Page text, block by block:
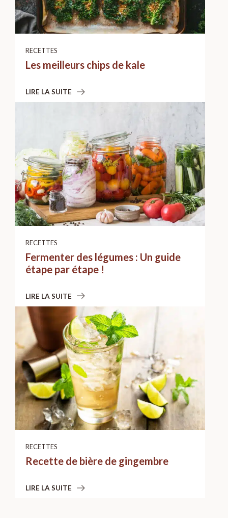
RECETTES
Les meilleurs chips de kale
LIRE LA SUITE
RECETTES
Fermenter des légumes : Un guide
étape par étape !
LIRE LA SUITE
RECETTES
Recette de bière de gingembre
LIRE LA SUITE